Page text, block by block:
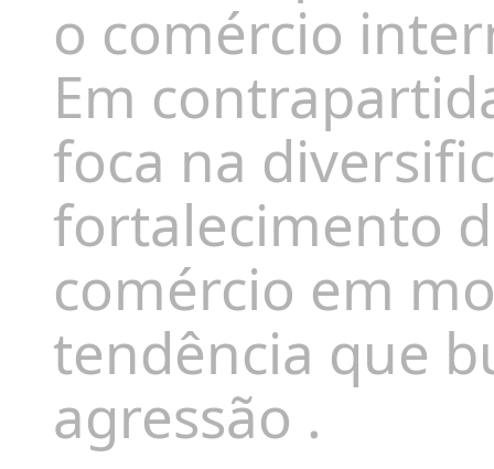
o comércio
Em
foca na
fortalecimento
comércio em
tendência que
agressão .